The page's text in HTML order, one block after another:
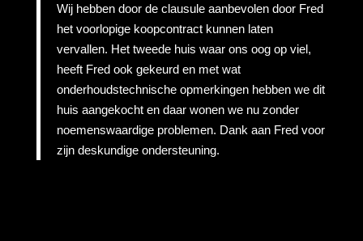
Wij hebben door de clausule aanbevolen door Fred
het voorlopige koopcontract kunnen laten
vervallen. Het tweede huis waar ons oog op viel,
heeft Fred ook gekeurd en met wat
onderhoudstechnische opmerkingen hebben we dit
huis aangekocht en daar wonen we nu zonder
noemenswaardige problemen. Dank aan Fred voor
zijn deskundige ondersteuning.